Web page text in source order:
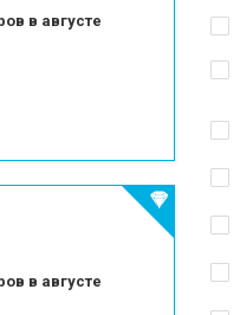
в августе
в августе